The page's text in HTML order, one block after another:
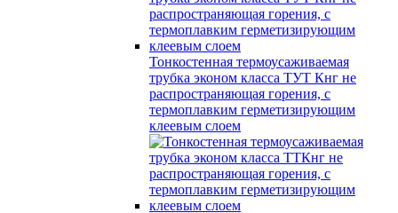
Тонкостенная термоусаживаемая
трубка эконом класса ТУТ Кнг не
распространяющая горения, с
термоплавким герметизирующим
клеевым слоем